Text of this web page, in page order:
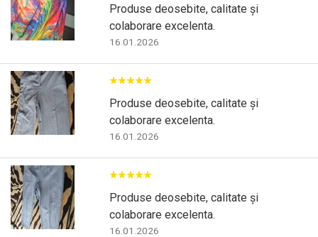
Produse deosebite, calitate și
colaborare excelenta.
16.01.2026
Produse deosebite, calitate și
colaborare excelenta.
16.01.2026
Produse deosebite, calitate și
colaborare excelenta.
16.01.2026